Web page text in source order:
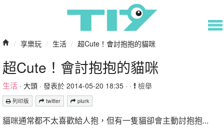
/ 享樂玩 / 生活 / 超Cute！會討抱抱的貓咪
超Cute！會討抱抱的貓咪
生活 · 大頭 · 發表於 2014-05-20 18:35 · · 檢舉
列印版 twitter plurk
貓咪通常都不太喜歡給人抱，但有一隻貓卻會主動討抱抱...